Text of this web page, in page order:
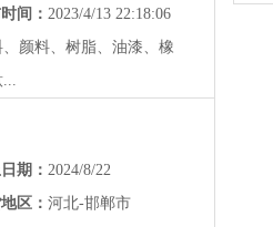
间： 2023/4/13 22:18:06
颜料、树脂、油漆、橡
...
期： 2024/8/22
区： 河北-邯郸市